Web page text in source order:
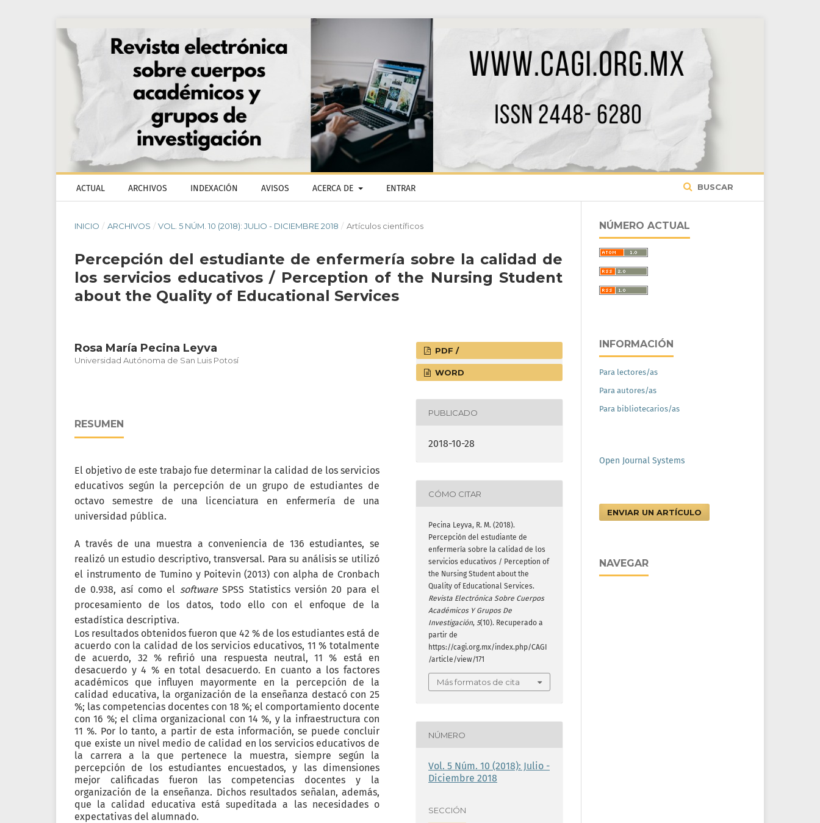
ACTUAL ARCHIVOS INDEXACIÓN AVISOS ACERCA DE ENTRAR BUSCAR
INICIO / ARCHIVOS / VOL. 5 NÚM. 10 (2018): JULIO - DICIEMBRE 2018 / Artículos científicos
Percepción del estudiante de enfermería sobre la calidad de
los servicios educativos / Perception of the Nursing Student
about the Quality of Educational Services
Rosa María Pecina Leyva
Universidad Autónoma de San Luis Potosí
RESUMEN
El objetivo de este trabajo fue determinar la calidad de los servicios
educativos según la percepción de un grupo de estudiantes de
octavo semestre de una licenciatura en enfermería de una
universidad pública.
A través de una muestra a conveniencia de 136 estudiantes, se
realizó un estudio descriptivo, transversal. Para su análisis se utilizó
el instrumento de Tumino y Poitevin (2013) con alpha de Cronbach
de 0.938, así como el softwareSPSS Statistics versión 20 para el
procesamiento de los datos, todo ello con el enfoque de la
estadística descriptiva.
Los resultados obtenidos fueron que 42 % de los estudiantes está de
acuerdo con la calidad de los servicios educativos, 11 % totalmente
de acuerdo, 32 % refirió una respuesta neutral, 11 % está en
desacuerdo y 4 % en total desacuerdo. En cuanto a los factores
académicos que influyen mayormente en la percepción de la
calidad educativa, la organización de la enseñanza destacó con 25
%; las competencias docentes con 18 %; el comportamiento docente
con 16 %; el clima organizacional con 14 %, y la infraestructura con
11 %. Por lo tanto, a partir de esta información, se puede concluir
que existe un nivel medio de calidad en los servicios educativos de
la carrera a la que pertenece la muestra, siempre según la
percepción de los estudiantes encuestados, y las dimensiones
mejor calificadas fueron las competencias docentes y la
organización de la enseñanza. Dichos resultados señalan, además,
que la calidad educativa está supeditada a las necesidades o
expectativas del alumnado.
PDF /
WORD
PUBLICADO
2018-10-28
CÓMO CITAR
Pecina Leyva, R. M. (2018).
Percepción del estudiante de
enfermería sobre la calidad de los
servicios educativos / Perception of
the Nursing Student about the
Quality of Educational Services.
Revista Electrónica Sobre Cuerpos
Académicos Y Grupos De
Investigación, 5(10). Recuperado a
partir de
https://cagi.org.mx/index.php/CAGI
/article/view/171
Más formatos de cita
NÚMERO
Vol. 5 Núm. 10 (2018): Julio -
Diciembre 2018
SECCIÓN
NÚMERO ACTUAL
INFORMACIÓN
Para lectores/as
Para autores/as
Para bibliotecarios/as
Open Journal Systems
ENVIAR UN ARTÍCULO
NAVEGAR